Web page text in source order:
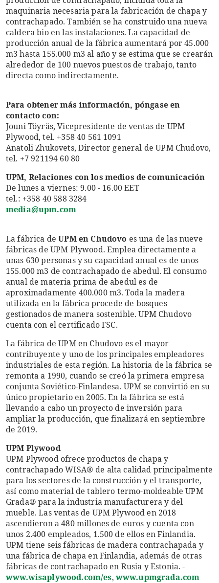
maquinaria necesaria para la fabricación de chapa y
contrachapado. También se ha construido una nueva
caldera bio en las instalaciones. La capacidad de
producción anual de la fábrica aumentará por 45.000
m3 hasta 155.000 m3 al año y se estima que se crearán
alrededor de 100 nuevos puestos de trabajo, tanto
directa como indirectamente.
Para obtener más información, póngase en
contacto con:
Jouni Töyräs, Vicepresidente de ventas de UPM
Plywood, tel. +358 40 561 1091
Anatoli Zhukovets, Director general de UPM Chudovo,
tel. +7 921194 60 80
UPM, Relaciones con los medios de comunicación
De lunes a viernes: 9.00 - 16.00 EET
tel.: +358 40 588 3284
media@upm.com
La fábrica deUPM en Chudovo es una de las nueve
fábricas de UPM Plywood. Emplea directamente a
unas 630 personas y su capacidad anual es de unos
155.000 m3 de contrachapado de abedul. El consumo
anual de materia prima de abedul es de
aproximadamente 400.000 m3. Toda la madera
utilizada en la fábrica procede de bosques
gestionados de manera sostenible. UPM Chudovo
cuenta con el certificado FSC.
La fábrica de UPM en Chudovo es el mayor
contribuyente y uno de los principales empleadores
industriales de esta región. La historia de la fábrica se
remonta a 1990, cuando se creó la primera empresa
conjunta Soviético-Finlandesa. UPM se convirtió en su
único propietario en 2005. En la fábrica se está
llevando a cabo un proyecto de inversión para
ampliar la producción, que finalizará en septiembre
de 2019.
UPM Plywood
UPM Plywood ofrece productos de chapa y
contrachapado WISA® de alta calidad principalmente
para los sectores de la construcción y el transporte,
así como material de tablero termo-moldeable UPM
Grada® para la industria manufacturera y del
mueble. Las ventas de UPM Plywood en 2018
ascendieron a 480 millones de euros y cuenta con
unos 2.400 empleados, 1.500 de ellos en Finlandia.
UPM tiene seis fábricas de madera contrachapada y
una fábrica de chapa en Finlandia, además de otras
fábricas de contrachapado en Rusia y Estonia. -
www.wisaplywood.com/es, www.upmgrada.com